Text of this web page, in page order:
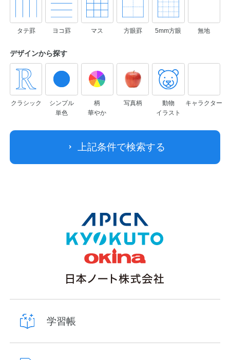
タテ罫 ヨコ罫 マス 方眼罫 5mm方眼 無地
デザインから探す
クラシック
シンプル
単色
柄
華やか
写真柄
動物
イラスト
キャラクター
上記条件で検索する
学習帳